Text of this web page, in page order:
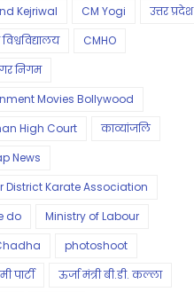
Kejriwal
CM Yogi
उत्तर प्रदेश
CMHO
निगम
Movies Bollywood
High Court
काव्यांजलि
News
District Karate Association
do
Ministry of Labour
photoshoot
पार्टी
ऊर्जा मंत्री बी.डी. कल्ला